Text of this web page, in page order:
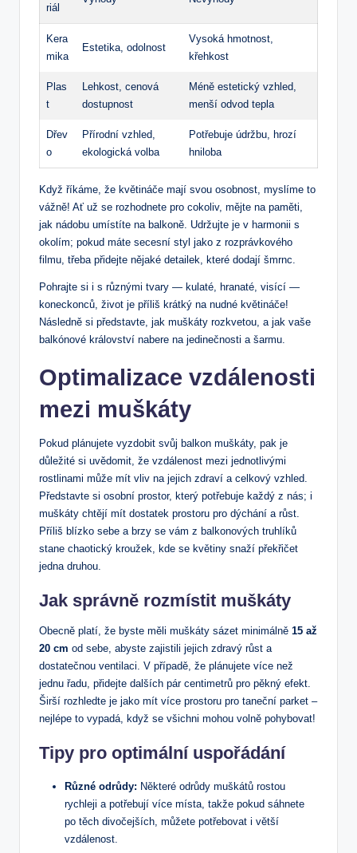
riál
Kera
mika
Estetika, odolnost
Vysoká hmotnost,
křehkost
Plas
t
Lehkost, cenová
dostupnost
Méně estetický vzhled,
menší odvod tepla
Dřev
o
Přírodní vzhled,
ekologická volba
Potřebuje údržbu, hrozí
hniloba
Když říkáme, že květináče mají svou osobnost, myslíme to
vážně! Ať už se rozhodnete pro cokoliv, mějte na paměti,
jak nádobu umístíte na balkoně. Udržujte je v harmonii s
okolím; pokud máte secesní styl jako z rozprávkového
filmu, třeba přidejte nějaké detailek, které dodají šmrnc.
Pohrajte si i s různými tvary — kulaté, hranaté, visící —
koneckonců, život je příliš krátký na nudné květináče!
Následně si představte, jak muškáty rozkvetou, a jak vaše
balkónové království nabere na jedinečnosti a šarmu.
Optimalizace vzdálenosti
mezi muškáty
Pokud plánujete vyzdobit svůj balkon muškáty, pak je
důležité si uvědomit, že vzdálenost mezi jednotlivými
rostlinami může mít vliv na jejich zdraví a celkový vzhled.
Představte si osobní prostor, který potřebuje každý z nás; i
muškáty chtějí mít dostatek prostoru pro dýchání a růst.
Příliš blízko sebe a brzy se vám z balkonových truhlíků
stane chaotický kroužek, kde se květiny snaží překřičet
jedna druhou.
Jak správně rozmístit muškáty
Obecně platí, že byste měli muškáty sázet minimálně 15 až
20 cm od sebe, abyste zajistili jejich zdravý růst a
dostatečnou ventilaci. V případě, že plánujete více než
jednu řadu, přidejte dalších pár centimetrů pro pěkný efekt.
Širší rozhledte je jako mít více prostoru pro taneční parket –
nejlépe to vypadá, když se všichni mohou volně pohybovat!
Tipy pro optimální uspořádání
Různé odrůdy: Některé odrůdy muškátů rostou
rychleji a potřebují více místa, takže pokud sáhnete
po těch divočejších, můžete potřebovat i větší
vzdálenost.